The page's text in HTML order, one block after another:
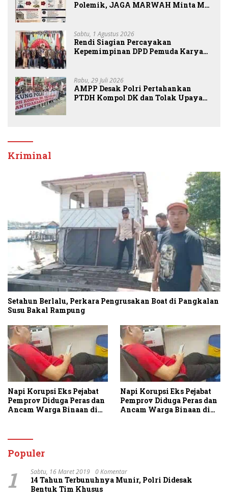
Polemik, JAGA MARWAH Minta MA
Sabtu, 1 Agustus 2026
Rendi Siagian Percayakan
Kepemimpinan DPD Pemuda Karya
Rabu, 29 Juli 2026
AMPP Desak Polri Pertahankan
PTDH Kompol DK dan Tolak Upaya
Kriminal
Setahun Berlalu, Perkara Pengrusakan Boat di Pangkalan
Susu Bakal Rampung
Napi Korupsi Eks Pejabat
Pemprov Diduga Peras dan
Ancam Warga Binaan di
Napi Korupsi Eks Pejabat
Pemprov Diduga Peras dan
Ancam Warga Binaan di
Populer
1 Sabtu, 16 Maret 2019 0 Komentar
14 Tahun Terbunuhnya Munir, Polri Didesak
Bentuk Tim Khusus